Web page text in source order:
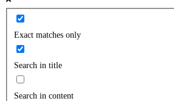
Exact matches only
Search in title
Search in content